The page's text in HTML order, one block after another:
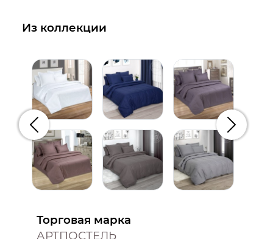
Из коллекции
Предыдущий
Торговая марка
АРТПОСТЕЛЬ